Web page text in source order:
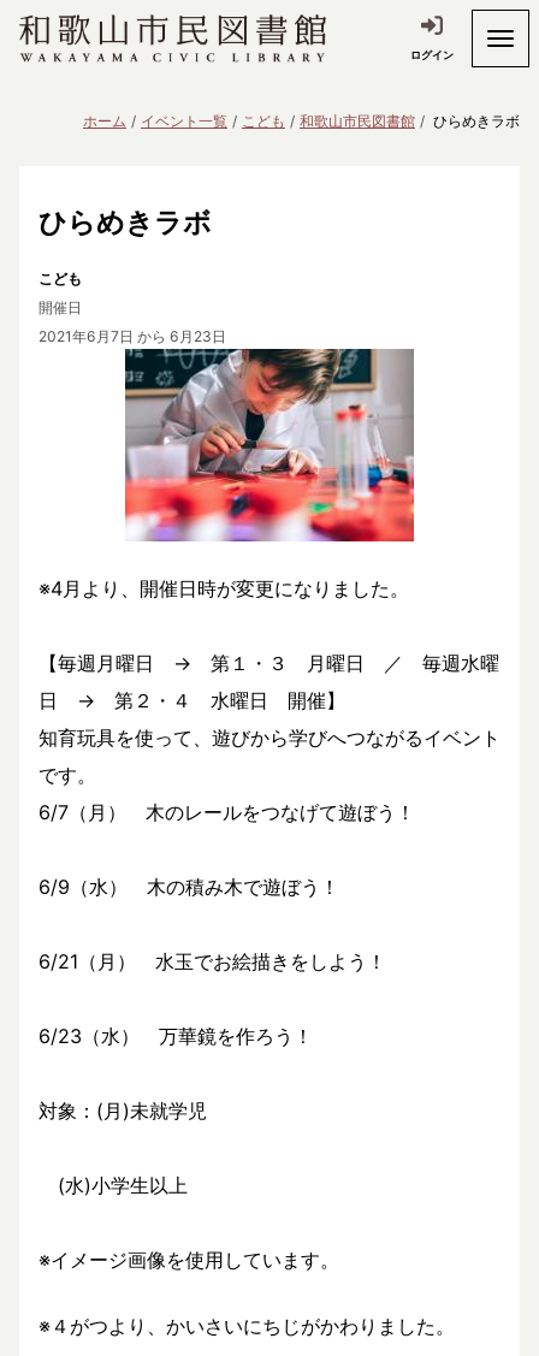
ログイン
ホーム イベント一覧 こども 和歌山市民図書館 ひらめきラボ
ひらめきラボ
こども
開催日
2021年6月7日 から 6月23日
※4月より、開催日時が変更になりました。
【毎週月曜日 → 第１・３ 月曜日 ／ 毎週水曜
日 → 第２・４ 水曜日 開催】
知育玩具を使って、遊びから学びへつながるイベント
です。
6/7（月） 木のレールをつなげて遊ぼう！
6/9（水） 木の積み木で遊ぼう！
6/21（月） 水玉でお絵描きをしよう！
6/23（水） 万華鏡を作ろう！
対象：(月)未就学児
(水)小学生以上
※イメージ画像を使用しています。
※４がつより、かいさいにちじがかわりました。